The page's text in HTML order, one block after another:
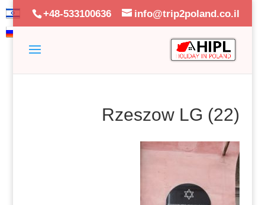
+48-533100636 info@trip2poland.co.il
Rzeszow LG (22)